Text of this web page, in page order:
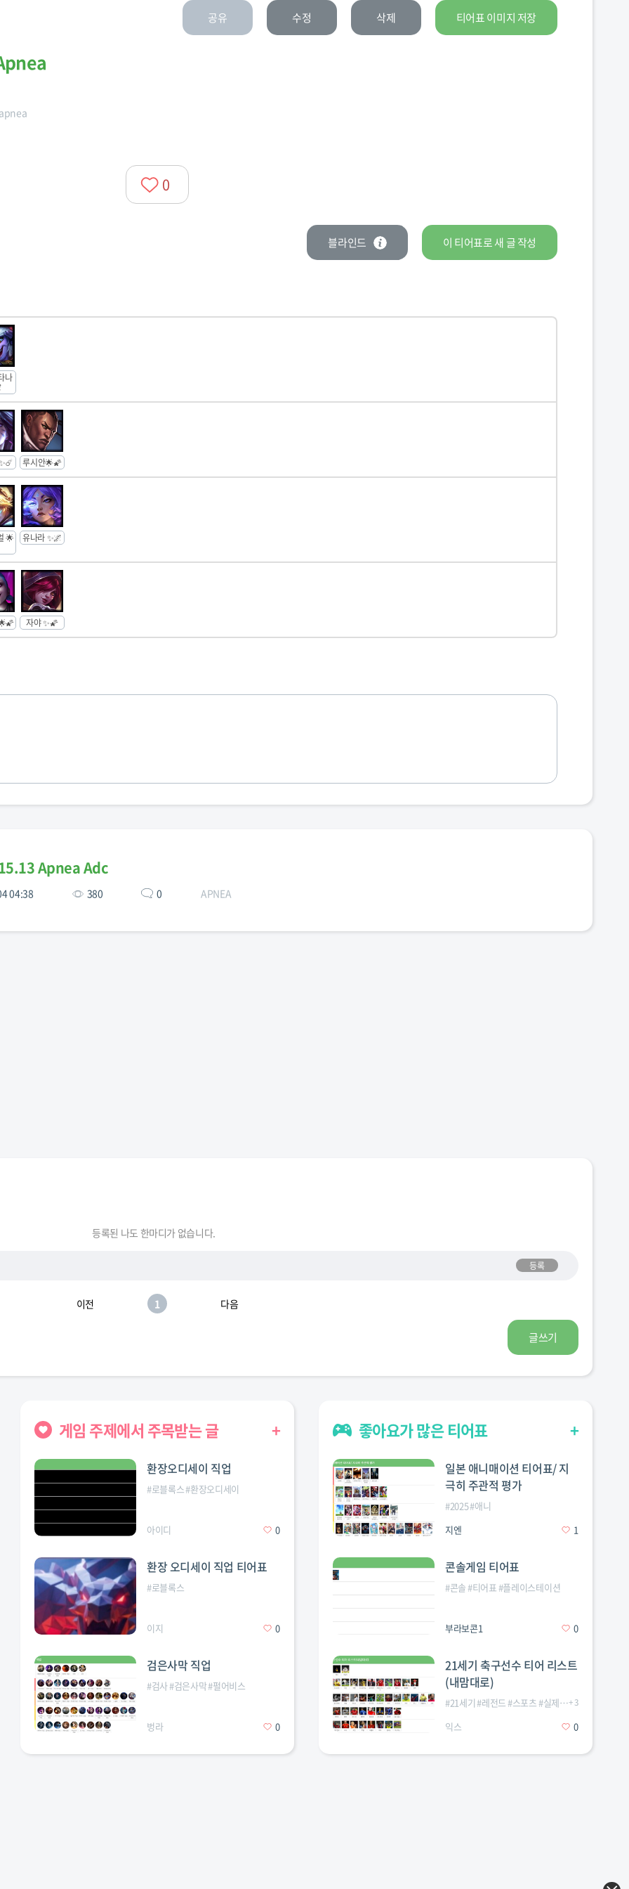
공유 수정 삭제 티어표 이미지 저장
apnea
0
블라인드 이 티어표로새 글작성
나
루시안🌟🌠
🌟 유나라 ✨🌌
자야 ✨🌠
Apnea Adc
04:38 380 0 APNEA
등록된 나도 한마디가 없습니다.
등록
이전 1 다음
글쓰기
게임 주제에서 주목받는 글 +
환장오디세이 직업
#로블록스#환장오디세이
아이디 0
환장 오디세이 직업 티어표
#로블록스
이지 0
검은사막 직업
#검사#검은사막#펄어비스
벙라 0
좋아요가 많은 티어표 +
일본 애니매이션 티어표/ 지
극히 주관적 평가
#2025#애니
지엔
1
콘솔게임 티어표
#콘솔#티어표#플레이스테이션
부라보콘1 0
21세기 축구선수 티어 리스트
(내맘대로)
#21세기#레전드#스포츠#실제축구 #
+3
익스 0